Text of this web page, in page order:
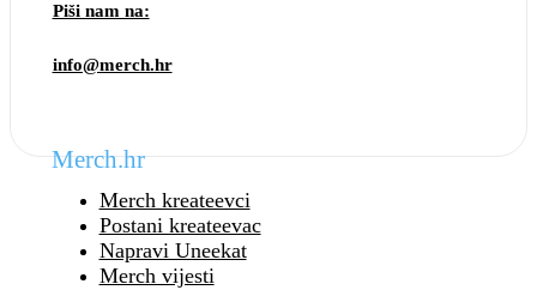
Piši nam na:
info@merch.hr
Merch.hr
Merch kreateevci
Postani kreateevac
Napravi Uneekat
Merch vijesti